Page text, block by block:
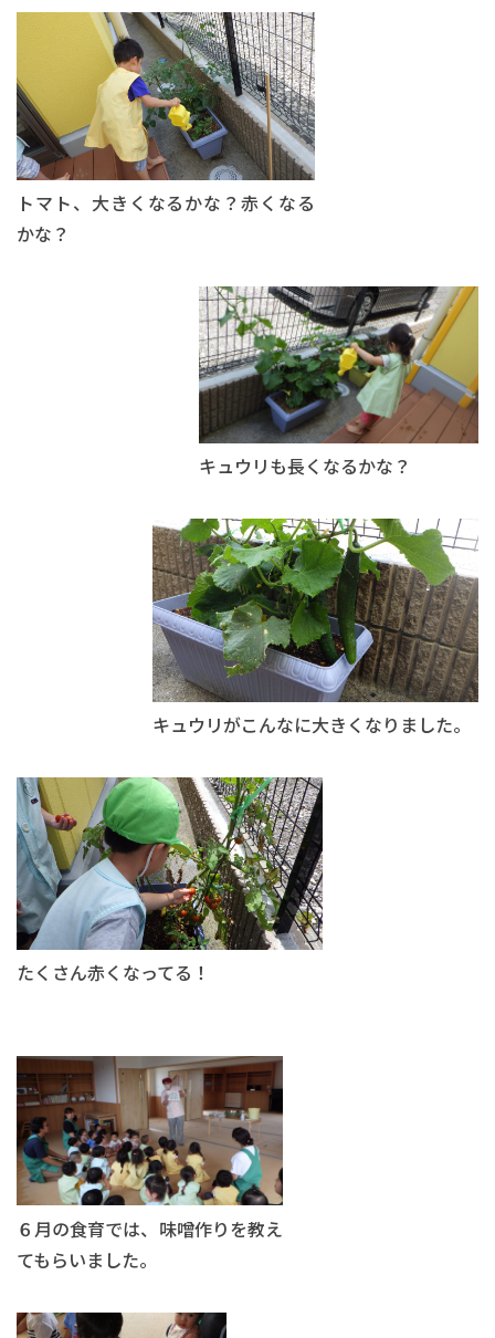
トマト、大きくなるかな？赤くなる
かな？
キュウリも長くなるかな？
キュウリがこんなに大きくなりました。
たくさん赤くなってる！
６月の食育では、味噌作りを教え
てもらいました。